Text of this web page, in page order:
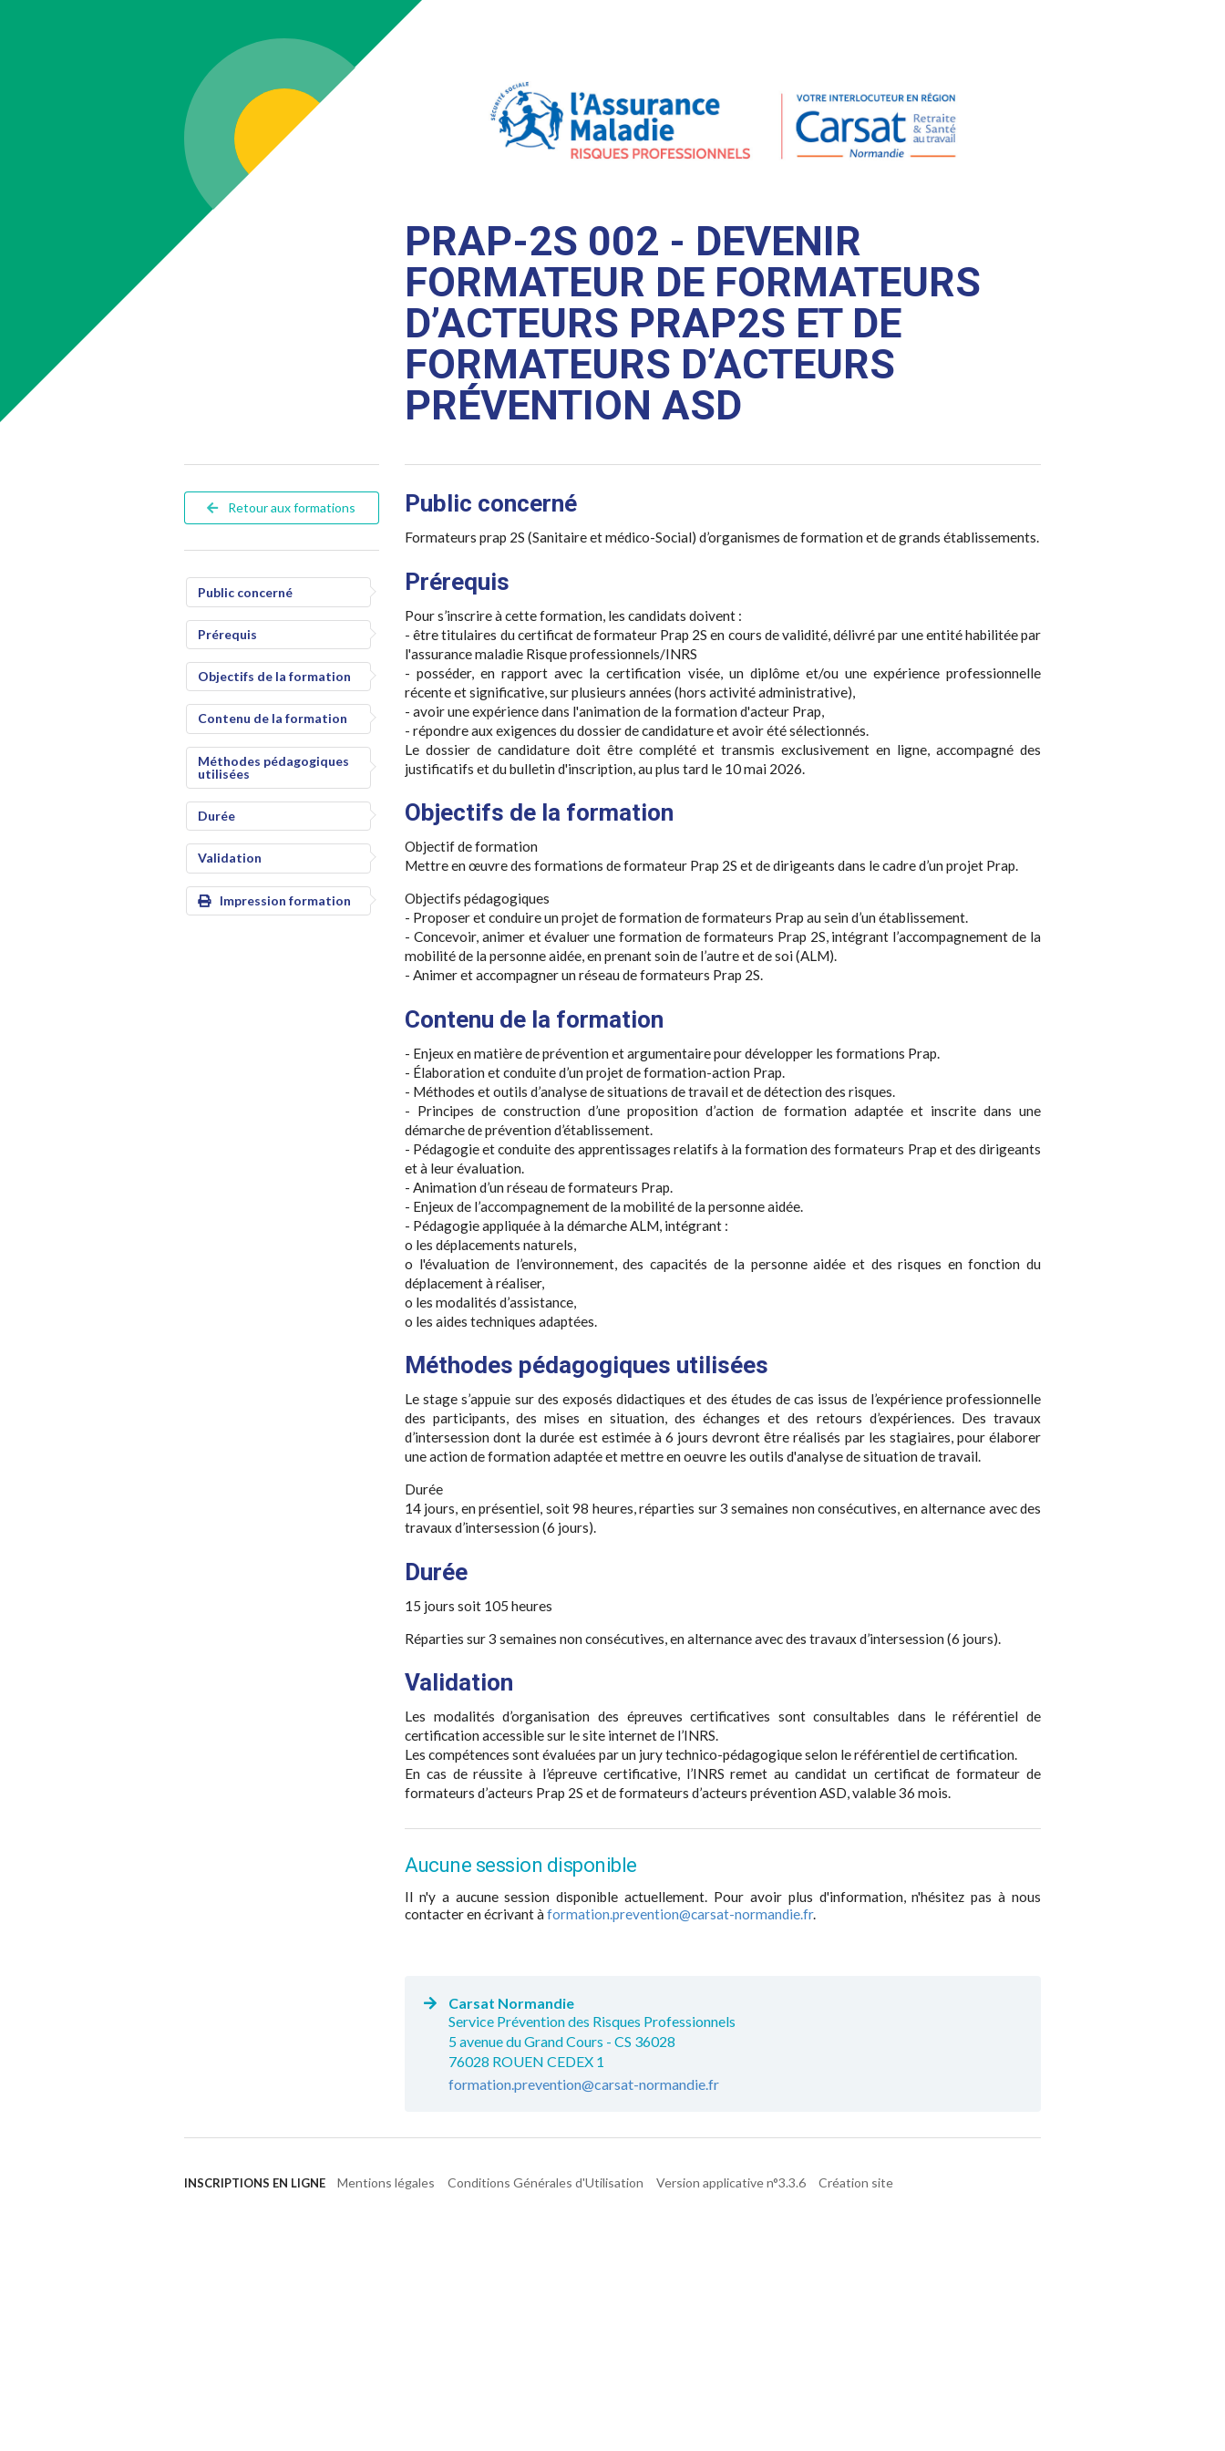
PRAP-2S 002 - DEVENIR
FORMATEUR DE FORMATEURS
D’ACTEURS PRAP2S ET DE
FORMATEURS D’ACTEURS
PRÉVENTION ASD
Retour aux formations
Public concerné
Prérequis
Objectifs de la formation
Contenu de la formation
Méthodes pédagogiques
utilisées
Durée
Validation
Impression formation
Public concerné
Formateurs prap 2S (Sanitaire et médico-Social) d’organismes de formation et de grands établissements.
Prérequis
Pour s’inscrire à cette formation, les candidats doivent :
- être titulaires du certificat de formateur Prap 2S en cours de validité, délivré par une entité habilitée par
l'assurance maladie Risque professionnels/INRS
- posséder, en rapport avec la certification visée, un diplôme et/ou une expérience professionnelle
récente et significative, sur plusieurs années (hors activité administrative),
- avoir une expérience dans l'animation de la formation d'acteur Prap,
- répondre aux exigences du dossier de candidature et avoir été sélectionnés.
Le dossier de candidature doit être complété et transmis exclusivement en ligne, accompagné des
justificatifs et du bulletin d'inscription, au plus tard le 10 mai 2026.
Objectifs de la formation
Objectif de formation
Mettre en œuvre des formations de formateur Prap 2S et de dirigeants dans le cadre d’un projet Prap.
Objectifs pédagogiques
- Proposer et conduire un projet de formation de formateurs Prap au sein d’un établissement.
- Concevoir, animer et évaluer une formation de formateurs Prap 2S, intégrant l’accompagnement de la
mobilité de la personne aidée, en prenant soin de l’autre et de soi (ALM).
- Animer et accompagner un réseau de formateurs Prap 2S.
Contenu de la formation
- Enjeux en matière de prévention et argumentaire pour développer les formations Prap.
- Élaboration et conduite d’un projet de formation-action Prap.
- Méthodes et outils d’analyse de situations de travail et de détection des risques.
- Principes de construction d’une proposition d’action de formation adaptée et inscrite dans une
démarche de prévention d’établissement.
- Pédagogie et conduite des apprentissages relatifs à la formation des formateurs Prap et des dirigeants
et à leur évaluation.
- Animation d’un réseau de formateurs Prap.
- Enjeux de l’accompagnement de la mobilité de la personne aidée.
- Pédagogie appliquée à la démarche ALM, intégrant :
o les déplacements naturels,
o l'évaluation de l’environnement, des capacités de la personne aidée et des risques en fonction du
déplacement à réaliser,
o les modalités d’assistance,
o les aides techniques adaptées.
Méthodes pédagogiques utilisées
Le stage s’appuie sur des exposés didactiques et des études de cas issus de l’expérience professionnelle
des participants, des mises en situation, des échanges et des retours d’expériences. Des travaux
d’intersession dont la durée est estimée à 6 jours devront être réalisés par les stagiaires, pour élaborer
une action de formation adaptée et mettre en oeuvre les outils d'analyse de situation de travail.
Durée
14 jours, en présentiel, soit 98 heures, réparties sur 3 semaines non consécutives, en alternance avec des
travaux d’intersession (6 jours).
Durée
15 jours soit 105 heures
Réparties sur 3 semaines non consécutives, en alternance avec des travaux d’intersession (6 jours).
Validation
Les modalités d’organisation des épreuves certificatives sont consultables dans le référentiel de
certification accessible sur le site internet de l’INRS.
Les compétences sont évaluées par un jury technico-pédagogique selon le référentiel de certification.
En cas de réussite à l’épreuve certificative, l’INRS remet au candidat un certificat de formateur de
formateurs d’acteurs Prap 2S et de formateurs d’acteurs prévention ASD, valable 36 mois.
Aucune session disponible
Il n'y a aucune session disponible actuellement. Pour avoir plus d'information, n'hésitez pas à nous
contacter en écrivant àformation.prevention@carsat-normandie.fr.
Carsat Normandie
Service Prévention des Risques Professionnels
5 avenue du Grand Cours - CS 36028
76028 ROUEN CEDEX 1
formation.prevention@carsat-normandie.fr
INSCRIPTIONS EN LIGNE Mentions légales Conditions Générales d'Utilisation Version applicative n°3.3.6 Création site